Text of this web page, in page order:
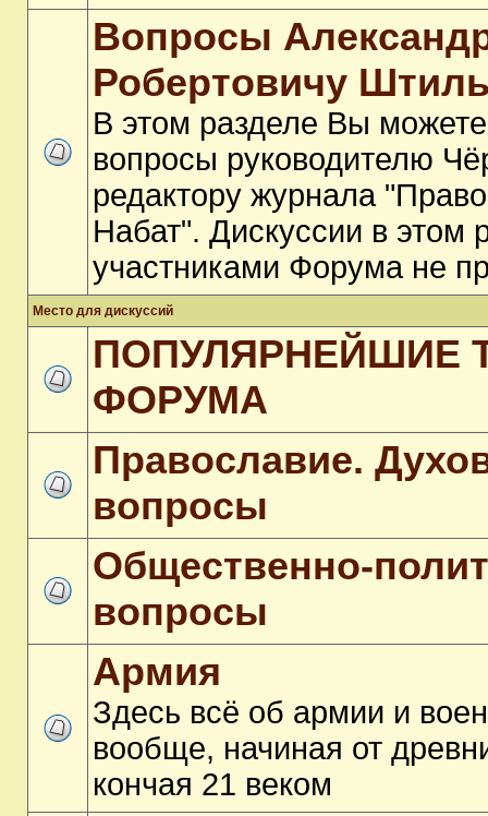
Вопросы
Робертовичу
В этом разделе Вы можете
вопросы руководителю
редактору журнала
Набат". Дискуссии в этом
участниками Форума не
Место для дискуссий
ПОПУЛЯРНЕЙШИЕ
ФОРУМА
Православие.
вопросы
Общественно-
вопросы
Армия
Здесь всё об армии и
вообще, начиная от
кончая 21 веком